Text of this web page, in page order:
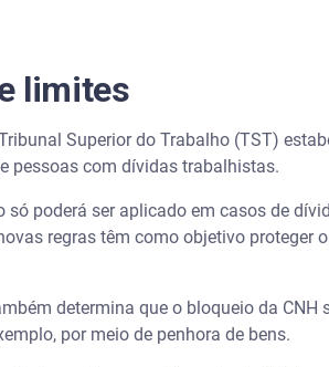
limites
Superior do Trabalho (TST)
pessoas com dívidas trabalhistas.
só poderá ser aplicado em casos de
regras têm como objetivo
determina que o bloqueio da
por meio de penhora de bens.